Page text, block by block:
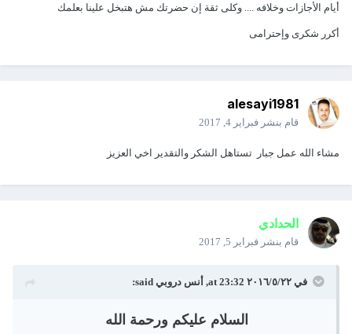
أيام الأجازات وخلافه .... وكلى ثقة إن حضرتك مش هتبخل علينا بعلمك
أكرر شكرى وإحترامى
alesayi1981
قام بنشر فبراير 4, 2017
مشاء الله عمل جبار تستاهل الشكر والتقدير اخي العزيز
الحدادي
قام بنشر فبراير 5, 2017
في ٢٢‏/٥‏/٢٠١٦ at 23:32, أنس دروبي said:
السلام عليكم ورحمة الله